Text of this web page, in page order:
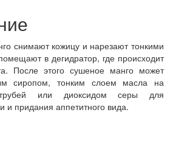
снимают кожицу и нарезают тонкими
в дегидратор, где происходит
После этого сушеное манго может
сиропом, тонким слоем масла на
или диоксидом серы для
и придания аппетитного вида.